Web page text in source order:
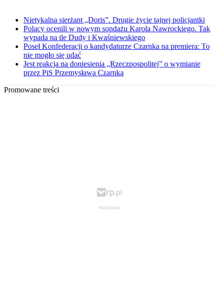
Nietykalna sierżant „Doris”. Drugie życie tajnej policjantki
Polacy ocenili w nowym sondażu Karola Nawrockiego. Tak
wypada na tle Dudy i Kwaśniewskiego
Poseł Konfederacji o kandydaturze Czarnka na premiera: To
nie mogło się udać
Jest reakcja na doniesienia „Rzeczpospolitej” o wymianie
przez PiS Przemysława Czarnka
Promowane treści